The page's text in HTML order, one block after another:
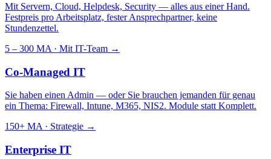
Mit Servern, Cloud, Helpdesk, Security — alles aus einer Hand.
Festpreis pro Arbeitsplatz, fester Ansprechpartner, keine
Stundenzettel.
5 – 300 MA · Mit IT-Team →
Co-Managed IT
Sie haben einen Admin — oder Sie brauchen jemanden für genau
ein Thema: Firewall, Intune, M365, NIS2. Module statt Komplett.
150+ MA · Strategie →
Enterprise IT